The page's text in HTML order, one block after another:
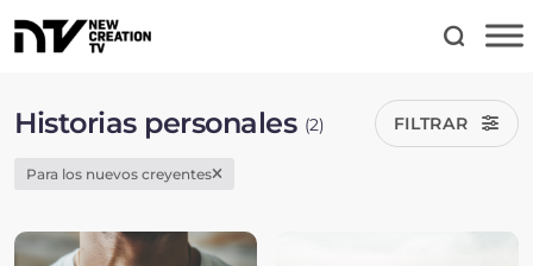
Historias personales (2) FILTRAR
Para los nuevos creyentes